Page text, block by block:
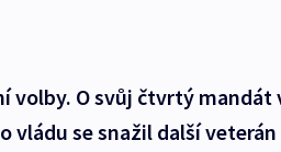
volby. O svůj čtvrtý mandát
vládu se snažil další veterán